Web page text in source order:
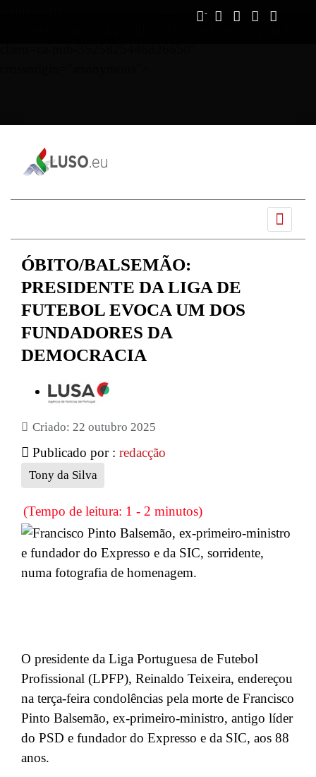
ÓBITO/BALSEMÃO:
PRESIDENTE DA LIGA DE
FUTEBOL EVOCA UM DOS
FUNDADORES DA
DEMOCRACIA
Criado: 22 outubro 2025
Publicado por : redacção
Tony da Silva
(Tempo de leitura: 1 - 2 minutos)
O presidente da Liga Portuguesa de Futebol
Profissional (LPFP), Reinaldo Teixeira, endereçou
na terça-feira condolências pela morte de Francisco
Pinto Balsemão, ex-primeiro-ministro, antigo líder
do PSD e fundador do Expresso e da SIC, aos 88
anos.
Ano
Mês
Próximo
Próximo